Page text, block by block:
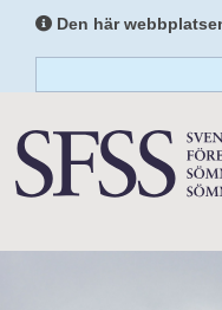
Den här